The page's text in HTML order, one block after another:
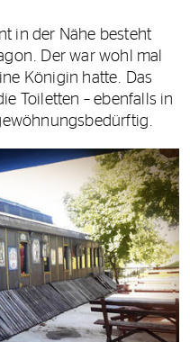
in der Nähe besteht
Der war wohl mal
Königin hatte. Das
Toiletten – ebenfalls in